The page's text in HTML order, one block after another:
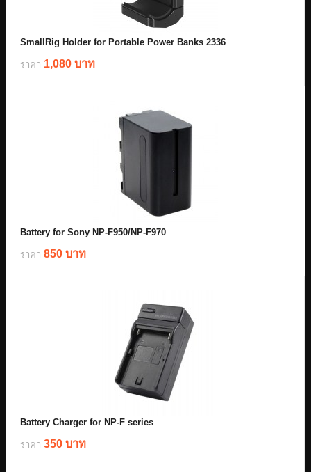
SmallRig Holder for Portable Power Banks 2336
ราคา 1,080 บาท
Battery for Sony NP-F950/NP-F970
ราคา 850 บาท
Battery Charger for NP-F series
ราคา 350 บาท